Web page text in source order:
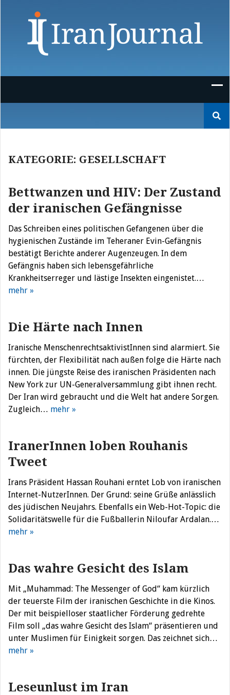
nach:
KATEGORIE: GESELLSCHAFT
Bettwanzen und HIV: Der Zustand
der iranischen Gefängnisse
Das Schreiben eines politischen Gefangenen über die
hygienischen Zustände im Teheraner Evin-Gefängnis
bestätigt Berichte anderer Augenzeugen. In dem
Gefängnis haben sich lebensgefährliche
Krankheitserreger und lästige Insekten eingenistet.…
mehr »
Die Härte nach Innen
Iranische MenschenrechtsaktivistInnen sind alarmiert. Sie
fürchten, der Flexibilität nach außen folge die Härte nach
innen. Die jüngste Reise des iranischen Präsidenten nach
New York zur UN-Generalversammlung gibt ihnen recht.
Der Iran wird gebraucht und die Welt hat andere Sorgen.
Zugleich… mehr »
IranerInnen loben Rouhanis
Tweet
Irans Präsident Hassan Rouhani erntet Lob von iranischen
Internet-NutzerInnen. Der Grund: seine Grüße anlässlich
des jüdischen Neujahrs. Ebenfalls ein Web-Hot-Topic: die
Solidaritätswelle für die Fußballerin Niloufar Ardalan.…
mehr »
Das wahre Gesicht des Islam
Mit „Muhammad: The Messenger of God“ kam kürzlich
der teuerste Film der iranischen Geschichte in die Kinos.
Der mit beispielloser staatlicher Förderung gedrehte
Film soll „das wahre Gesicht des Islam“ präsentieren und
unter Muslimen für Einigkeit sorgen. Das zeichnet sich…
mehr »
Leseunlust im Iran